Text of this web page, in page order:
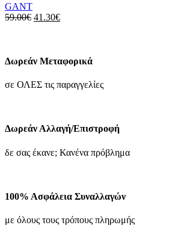
να
του
GANT
59.00€ Original
41.30€Η
41.30€.
Δωρεάν Μεταφορικά
σε ΟΛΕΣ τις παραγγελίες
Δωρεάν Αλλαγή/Επιστροφή
δε σας έκανε; Κανένα πρόβλημα
100% Ασφάλεια Συναλλαγών
με όλους τους τρόπους πληρωμής